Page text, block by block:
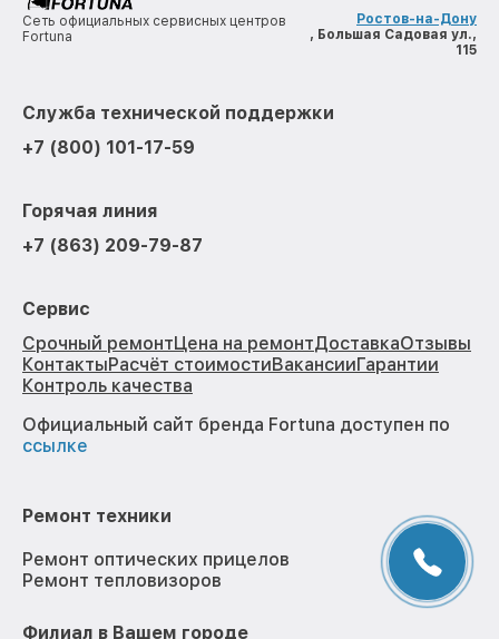
Сеть официальных сервисных центров
Fortuna
Ростов-на-Дону
, Большая Садовая ул.,
115
Служба технической поддержки
+7 (800) 101-17-59
Горячая линия
+7 (863) 209-79-87
Сервис
Срочный ремонтЦена на ремонтДоставкаОтзывы
КонтактыРасчёт стоимостиВакансииГарантии
Контроль качества
Официальный сайт бренда Fortuna доступен по
ссылке
Ремонт техники
Ремонт оптических прицелов
Ремонт тепловизоров
Филиал в Вашем городе